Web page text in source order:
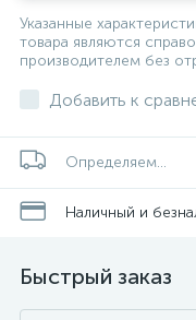
Указанные
товара являются
производителем без
Добавить к
Определяем...
Наличный и
Быстрый заказ